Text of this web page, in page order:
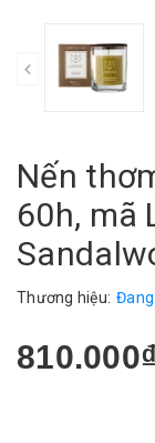
Nến
60h, mã
Thương hiệu:
810.000₫